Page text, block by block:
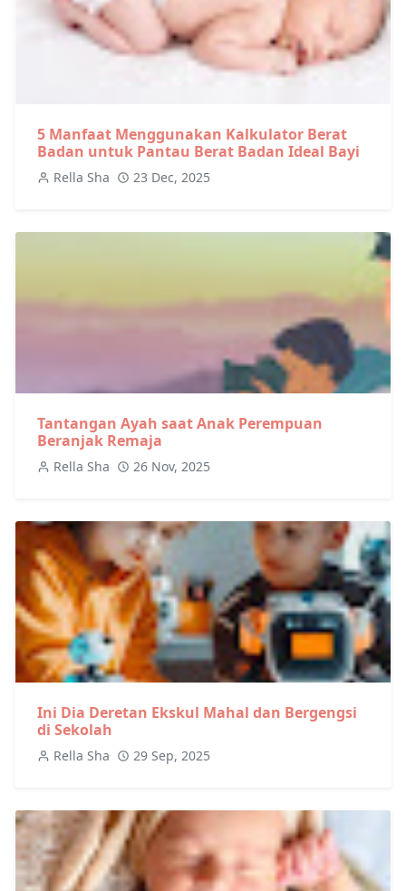
5 Manfaat Menggunakan Kalkulator Berat
Badan untuk Pantau Berat Badan Ideal Bayi
Rella Sha 23 Dec, 2025
Tantangan Ayah saat Anak Perempuan
Beranjak Remaja
Rella Sha 26 Nov, 2025
Ini Dia Deretan Ekskul Mahal dan Bergengsi
di Sekolah
Rella Sha 29 Sep, 2025